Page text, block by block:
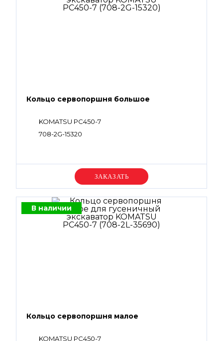
Кольцо сервопоршня большое
KOMATSU PC450-7
708-2G-15320
Уточняйте цену
В наличии
Кольцо сервопоршня малое
KOMATSU PC450-7